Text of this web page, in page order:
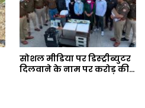
सोशल मीडिया पर डिस्ट्रीब्युटर
दिलवाने के नाम पर करोड़ की…